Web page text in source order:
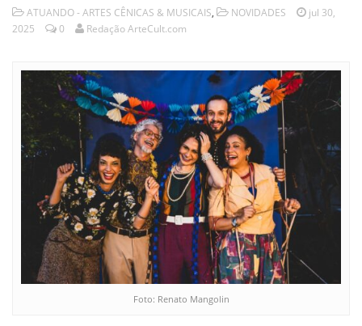
ATUANDO - ARTES CÊNICAS & MUSICAIS, NOVIDADES
jul 30,
2025
0 Redação ArteCult.com
Foto: Renato Mangolin